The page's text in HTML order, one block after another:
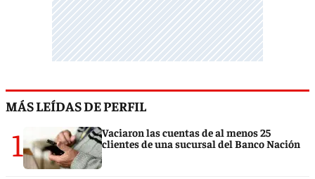
MÁS LEÍDAS DE PERFIL
1
Vaciaron las cuentas de al menos 25
clientes de una sucursal del Banco Nación